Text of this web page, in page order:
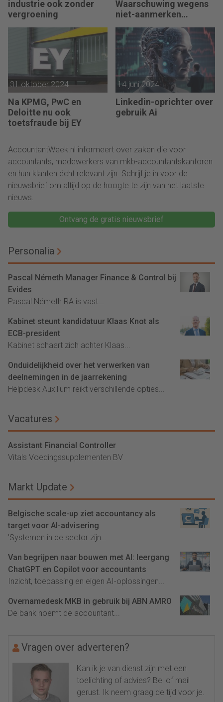
industrie ook zonder
vergroening
Waarschuwing wegens
niet-aanmerken
‘significante
aangelegenheid’
31 oktober 2024
Na KPMG, PwC en
Deloitte nu ook
toetsfraude bij EY
14 juni 2024
Linkedin-oprichter over
gebruik Ai
AccountantWeek.nl informeert over zaken die voor
accountants, medewerkers van mkb-accountantskantoren
en hun klanten écht relevant zijn. Schrijf je in voor de
nieuwsbrief om altijd op de hoogte te zijn van het laatste
nieuws.
Ontvang de gratis nieuwsbrief
Personalia
Pascal Németh Manager Finance & Control bij
Evides
Pascal Németh RA is vast...
Kabinet steunt kandidatuur Klaas Knot als
ECB-president
Kabinet schaart zich achter Klaas...
Onduidelijkheid over het verwerken van
deelnemingen in de jaarrekening
Helpdesk Auxilium reikt verschillende opties...
Vacatures
Assistant Financial Controller
Vitals Voedingssupplementen BV
Markt Update
Belgische scale-up ziet accountancy als
target voor AI-advisering
'Systemen in de sector zijn...
Van begrijpen naar bouwen met AI: leergang
ChatGPT en Copilot voor accountants
Inzicht, toepassing en eigen AI-oplossingen...
Overnamedesk MKB in gebruik bij ABN AMRO
De bank noemt de accountant...
Vragen over adverteren?
Kan ik je van dienst zijn met een
toelichting of advies? Bel of mail
gerust. Ik neem graag de tijd voor je.